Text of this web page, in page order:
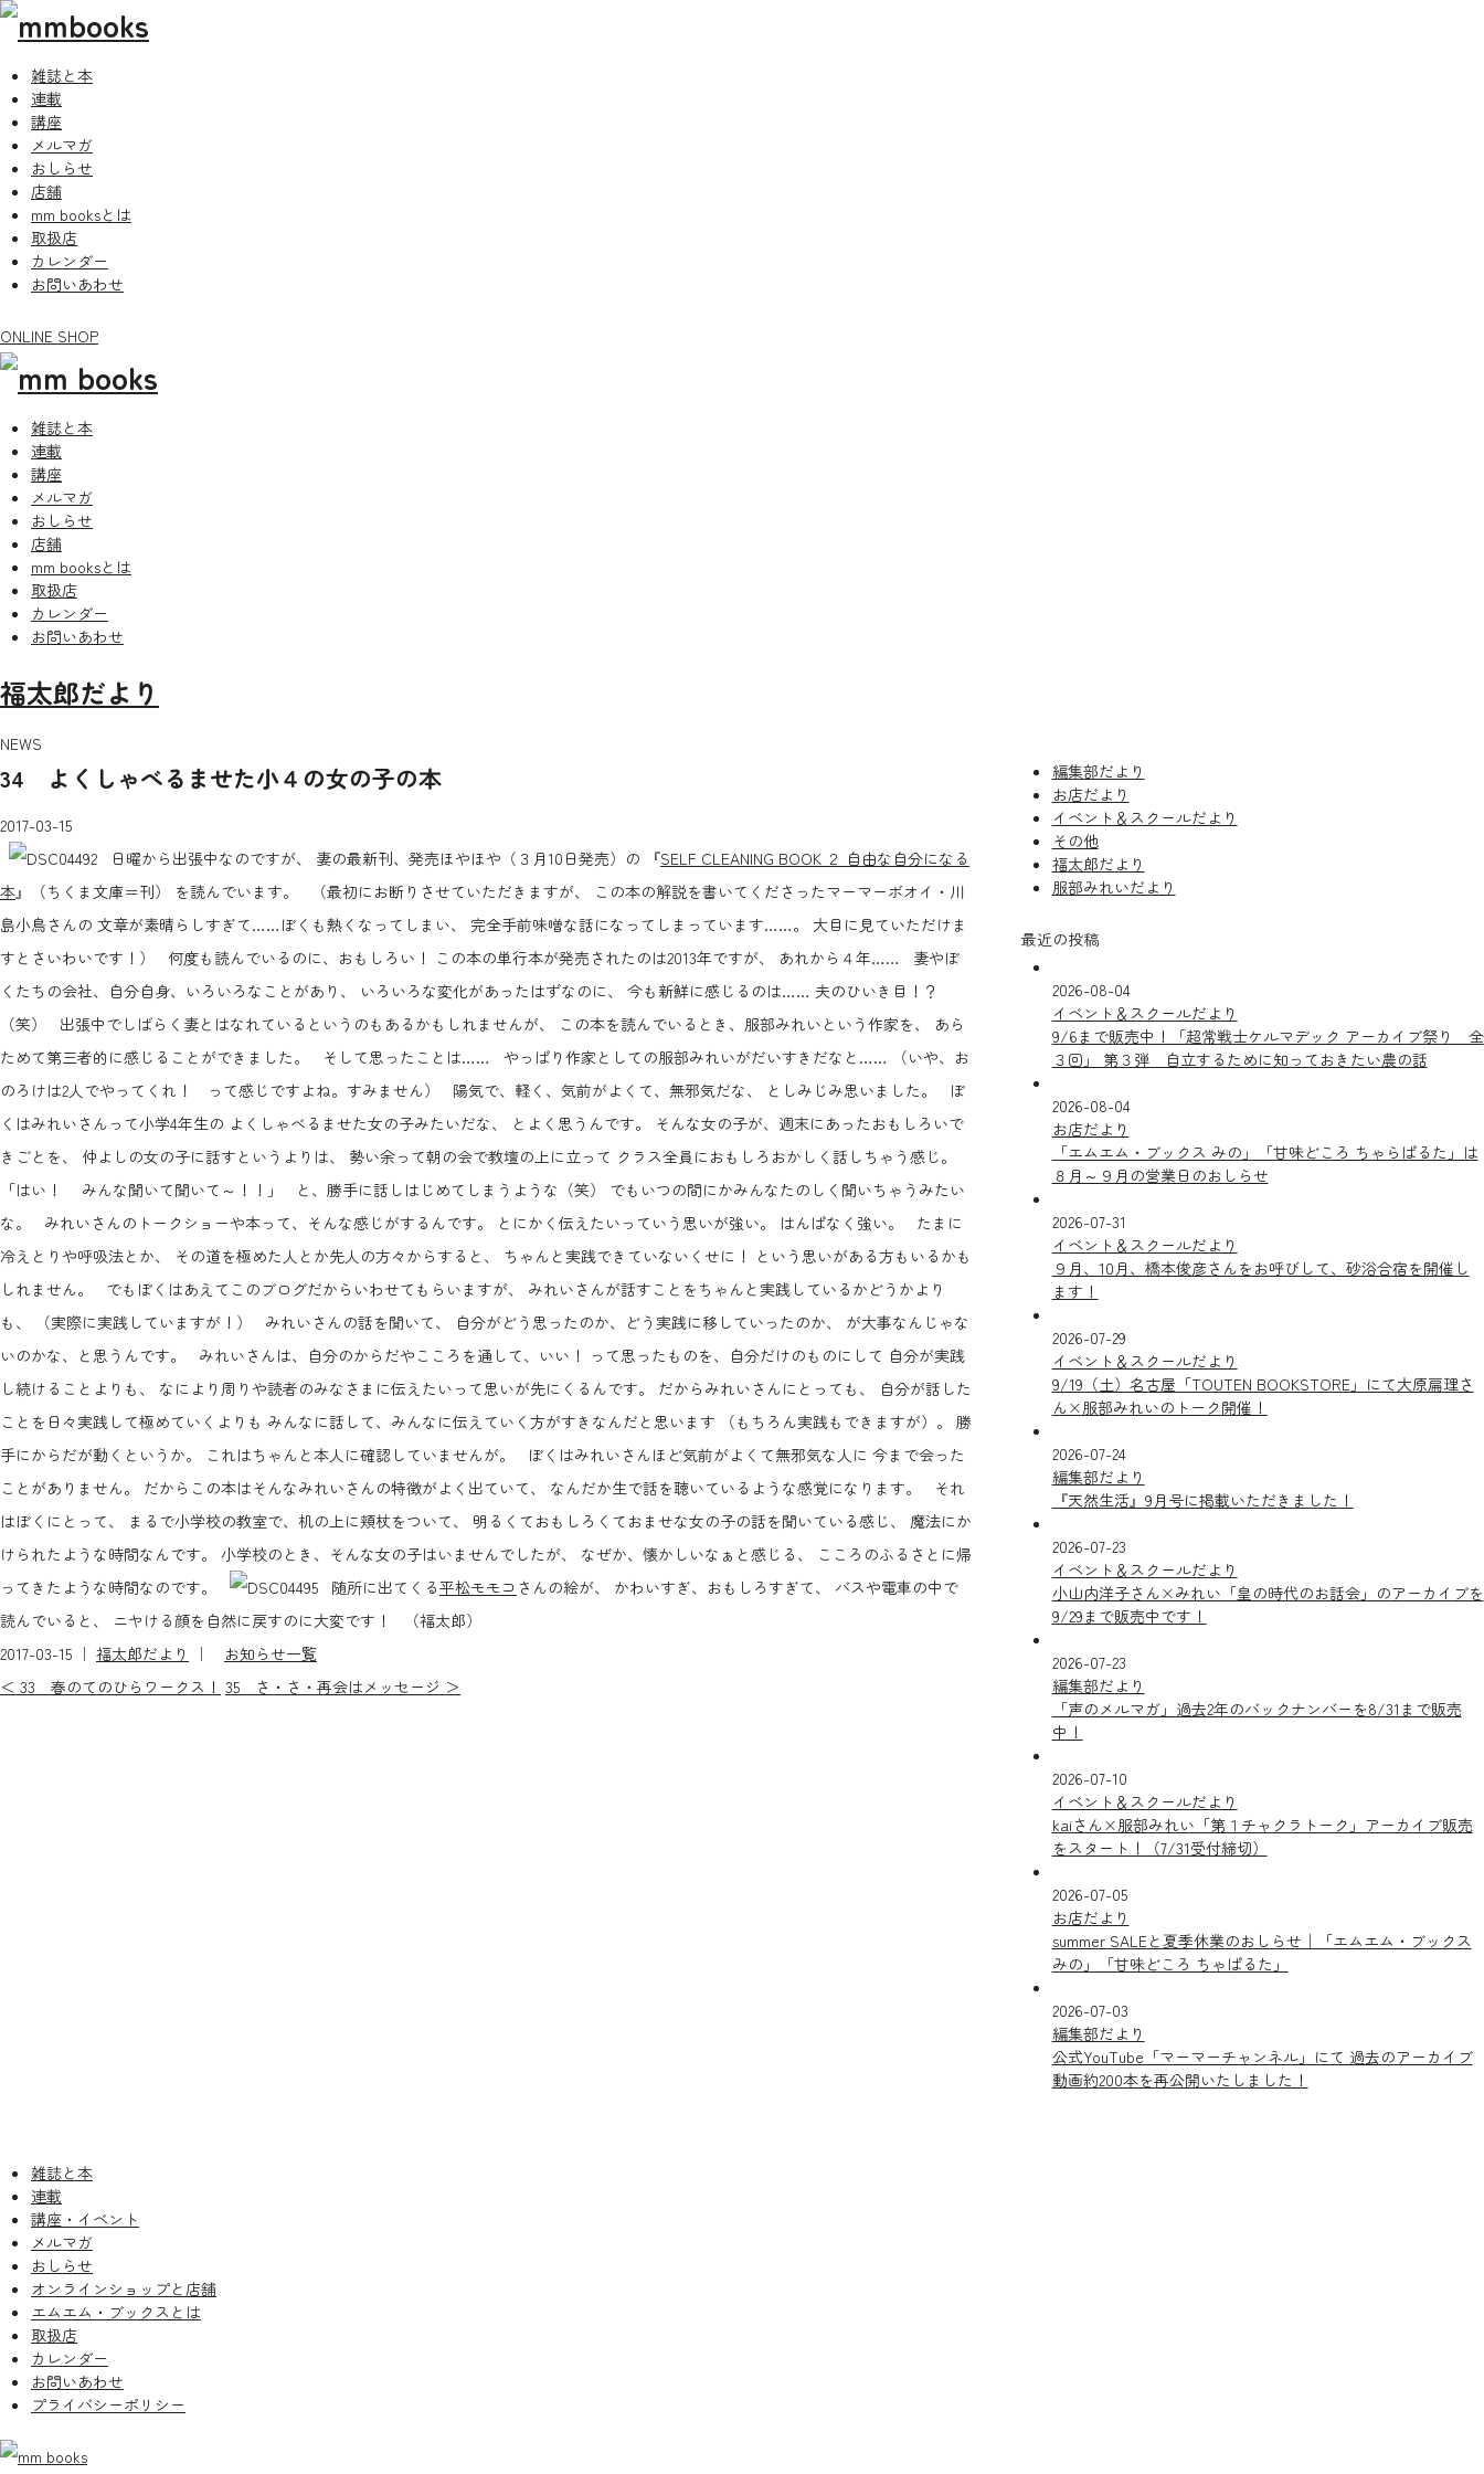
雑誌と本
連載
講座
メルマガ
おしらせ
店舗
mm booksとは
取扱店
カレンダー
お問いあわせ
ONLINE SHOP
雑誌と本
連載
講座
メルマガ
おしらせ
店舗
mm booksとは
取扱店
カレンダー
お問いあわせ
福太郎だより
NEWS
34 よくしゃべるませた小４の女の子の本
2017-03-15
日曜から出張中なのですが、 妻の最新刊、発売ほやほや（３月10日発売）の 『SELF CLEANING BOOK ２ 自由な自分になる
本』（ちくま文庫＝刊） を読んでいます。 （最初にお断りさせていただきますが、 この本の解説を書いてくださったマーマーボオイ・川
島小鳥さんの 文章が素晴らしすぎて……ぼくも熱くなってしまい、 完全手前味噌な話になってしまっています……。 大目に見ていただけま
すとさいわいです！） 何度も読んでいるのに、おもしろい！ この本の単行本が発売されたのは2013年ですが、 あれから４年…… 妻やぼ
くたちの会社、自分自身、いろいろなことがあり、 いろいろな変化があったはずなのに、 今も新鮮に感じるのは…… 夫のひいき目！？
（笑） 出張中でしばらく妻とはなれているというのもあるかもしれませんが、 この本を読んでいるとき、服部みれいという作家を、 あら
ためて第三者的に感じることができました。 そして思ったことは…… やっぱり作家としての服部みれいがだいすきだなと…… （いや、お
のろけは2人でやってくれ！ って感じですよね。すみません） 陽気で、軽く、気前がよくて、無邪気だな、 としみじみ思いました。 ぼ
くはみれいさんって小学4年生の よくしゃべるませた女の子みたいだな、 とよく思うんです。 そんな女の子が、週末にあったおもしろいで
きごとを、 仲よしの女の子に話すというよりは、 勢い余って朝の会で教壇の上に立って クラス全員におもしろおかしく話しちゃう感じ。
「はい！ みんな聞いて聞いて～！！」 と、勝手に話しはじめてしまうような（笑） でもいつの間にかみんなたのしく聞いちゃうみたい
な。 みれいさんのトークショーや本って、そんな感じがするんです。 とにかく伝えたいっていう思いが強い。 はんぱなく強い。 たまに
冷えとりや呼吸法とか、 その道を極めた人とか先人の方々からすると、 ちゃんと実践できていないくせに！ という思いがある方もいるかも
しれません。 でもぼくはあえてこのブログだからいわせてもらいますが、 みれいさんが話すことをちゃんと実践しているかどうかより
も、 （実際に実践していますが！） みれいさんの話を聞いて、 自分がどう思ったのか、どう実践に移していったのか、 が大事なんじゃな
いのかな、と思うんです。 みれいさんは、自分のからだやこころを通して、いい！ って思ったものを、自分だけのものにして 自分が実践
し続けることよりも、 なにより周りや読者のみなさまに伝えたいって思いが先にくるんです。 だからみれいさんにとっても、 自分が話した
ことを日々実践して極めていくよりも みんなに話して、みんなに伝えていく方がすきなんだと思います （もちろん実践もできますが）。 勝
手にからだが動くというか。 これはちゃんと本人に確認していませんが。 ぼくはみれいさんほど気前がよくて無邪気な人に 今まで会った
ことがありません。 だからこの本はそんなみれいさんの特徴がよく出ていて、 なんだか生で話を聴いているような感覚になります。 それ
はぼくにとって、 まるで小学校の教室で、机の上に頬杖をついて、 明るくておもしろくておませな女の子の話を聞いている感じ、 魔法にか
けられたような時間なんです。 小学校のとき、そんな女の子はいませんでしたが、 なぜか、懐かしいなぁと感じる、 こころのふるさとに帰
ってきたような時間なのです。
随所に出てくる平松モモコ さんの絵が、 かわいすぎ、おもしろすぎて、 バスや電車の中で
読んでいると、 ニヤける顔を自然に戻すのに大変です！ （福太郎）
2017-03-15 ｜ 福太郎だより ｜ お知らせ一覧
＜ 33 春のてのひらワークス！ 35 さ・さ・再会はメッセージ ＞
編集部だより
お店だより
イベント＆スクールだより
その他
福太郎だより
服部みれいだより
最近の投稿
2026-08-04
イベント＆スクールだより
9/6まで販売中！「超常戦士ケルマデック アーカイブ祭り 全
３回」 第３弾 自立するために知っておきたい農の話
2026-08-04
お店だより
「エムエム・ブックス みの」「甘味どころ ちゃらぱるた」は
８月～９月の営業日のおしらせ
2026-07-31
イベント＆スクールだより
９月、10月、橋本俊彦さんをお呼びして、砂浴合宿を開催し
ます！
2026-07-29
イベント＆スクールだより
9/19（土）名古屋「TOUTEN BOOKSTORE」にて大原扁理さ
ん×服部みれいのトーク開催！
2026-07-24
編集部だより
『天然生活』9月号に掲載いただきました！
2026-07-23
イベント＆スクールだより
小山内洋子さん×みれい「皇の時代のお話会」のアーカイブを
9/29まで販売中です！
2026-07-23
編集部だより
「声のメルマガ」過去2年のバックナンバーを8/31まで販売
中！
2026-07-10
イベント＆スクールだより
kaiさん×服部みれい「第１チャクラトーク」アーカイブ販売
をスタート！（7/31受付締切）
2026-07-05
お店だより
summer SALEと夏季休業のおしらせ｜「エムエム・ブックス
みの」「甘味どころ ちゃぱるた」
2026-07-03
編集部だより
公式YouTube「マーマーチャンネル」にて 過去のアーカイブ
動画約200本を再公開いたしました！
雑誌と本
連載
講座・イベント
メルマガ
おしらせ
オンラインショップと店舗
エムエム・ブックスとは
取扱店
カレンダー
お問いあわせ
プライバシーポリシー